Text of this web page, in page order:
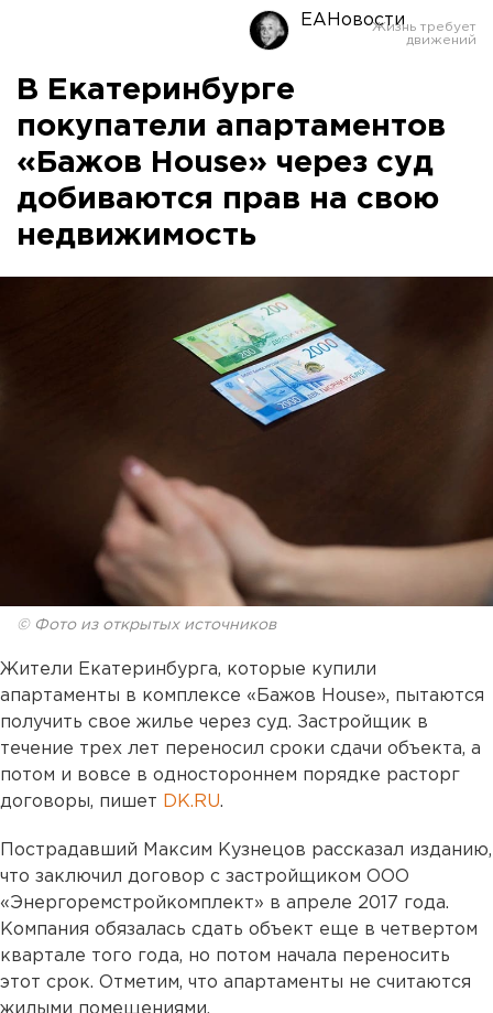
ЕАНовости
В Екатеринбурге
покупатели апартаментов
«Бажов House» через суд
добиваются прав на свою
недвижимость
© Фото из открытых источников
Жители Екатеринбурга, которые купили
апартаменты в комплексе «Бажов House», пытаются
получить свое жилье через суд. Застройщик в
течение трех лет переносил сроки сдачи объекта, а
потом и вовсе в одностороннем порядке расторг
договоры, пишет DK.RU.
Пострадавший Максим Кузнецов рассказал изданию,
что заключил договор с застройщиком ООО
«Энергоремстройкомплект» в апреле 2017 года.
Компания обязалась сдать объект еще в четвертом
квартале того года, но потом начала переносить
этот срок. Отметим, что апартаменты не считаются
жилыми помещениями.